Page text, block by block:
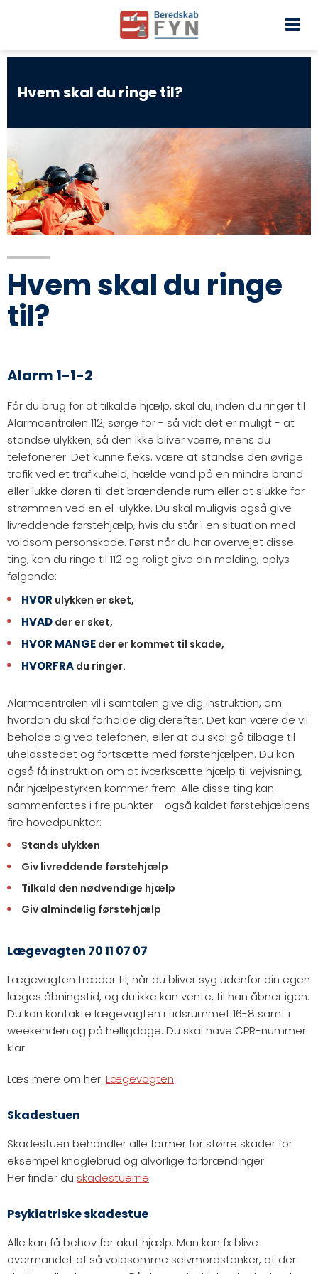
Hvem skal du ringe til?
Hvem skal du ringe
til?
Alarm 1-1-2
Får du brug for at tilkalde hjælp, skal du, inden du ringer til
Alarmcentralen 112, sørge for - så vidt det er muligt - at
standse ulykken, så den ikke bliver værre, mens du
telefonerer. Det kunne f.eks. være at standse den øvrige
trafik ved et trafikuheld, hælde vand på en mindre brand
eller lukke døren til det brændende rum eller at slukke for
strømmen ved en el-ulykke. Du skal muligvis også give
livreddende førstehjælp, hvis du står i en situation med
voldsom personskade. Først når du har overvejet disse
ting, kan du ringe til 112 og roligt give din melding, oplys
følgende:
HVOR ulykken er sket,
HVAD der er sket,
HVOR MANGE der er kommet til skade,
HVORFRA du ringer.
Alarmcentralen vil i samtalen give dig instruktion, om
hvordan du skal forholde dig derefter. Det kan være de vil
beholde dig ved telefonen, eller at du skal gå tilbage til
uheldsstedet og fortsætte med førstehjælpen. Du kan
også få instruktion om at iværksætte hjælp til vejvisning,
når hjælpestyrken kommer frem. Alle disse ting kan
sammenfattes i fire punkter - også kaldet førstehjælpens
fire hovedpunkter:
Stands ulykken
Giv livreddende førstehjælp
Tilkald den nødvendige hjælp
Giv almindelig førstehjælp
Lægevagten 70 11 07 07
Lægevagten træder til, når du bliver syg udenfor din egen
læges åbningstid, og du ikke kan vente, til han åbner igen.
Du kan kontakte lægevagten i tidsrummet 16-8 samt i
weekenden og på helligdage. Du skal have CPR-nummer
klar.
Læs mere om her: Lægevagten
Skadestuen
Skadestuen behandler alle former for større skader for
eksempel knoglebrud og alvorlige forbrændinger.
Her finder du skadestuerne
Psykiatriske skadestue
Alle kan få behov for akut hjælp. Man kan fx blive
overmandet af så voldsomme selvmordstanker, at der